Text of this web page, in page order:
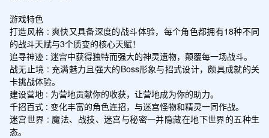
游戏特色
打造风格 : 爽快又具备深度的战斗体验，每个角色都拥有18种不同
的战斗天赋与3个质变的核心天赋！
追寻神迹 : 迷宫中获得独特而强大的神灵遗物，颠覆每一场战斗。
战无止境 : 充满魅力且强大的Boss形象与招式设计，颇具成就的关
卡挑战体验。
建设营地 : 为营地贡献你的收获，让营地成为你的助力。
千招百式 : 变化丰富的角色连招，与迷宫怪物和精灵一同作战。
迷宫世界 : 魔法、战技、迷宫与秘密一并隐藏在地下世界的五种生
态。